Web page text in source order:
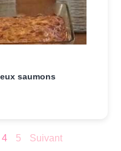
saumons
4 5 Suivant